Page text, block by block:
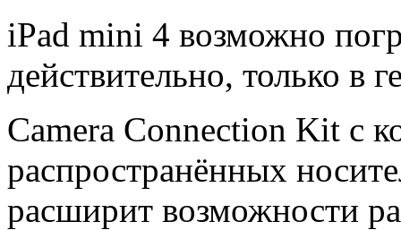
iPad mini 4 возможно
действительно, только в
Camera Connection Kit с
распространённых
расширит возможности